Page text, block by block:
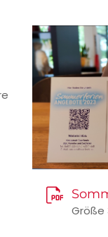
Größe